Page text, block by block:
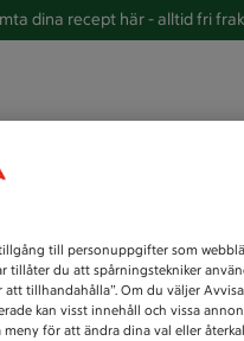
dina recept här -alltid fri
till personuppgifter som
tillåter du att spårningstekniker
tillhandahålla”. Om du väljer
kan visst innehåll och vissa
för att ändra dina val eller